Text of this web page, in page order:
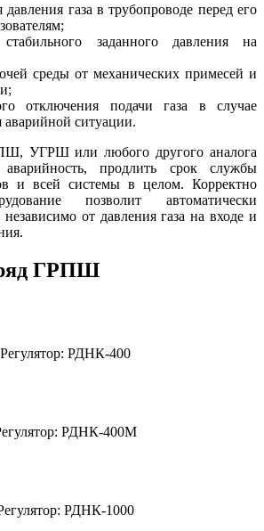
газа в трубопроводе перед его
заданного давления на
среды от механических примесей и
отключения подачи газа в случае
аварийной ситуации.
УГРШ или любого другого аналога
аварийность, продлить срок службы
и всей системы в целом. Корректно
позволит автоматически
независимо от давления газа на входе и
ГРПШ
Регулятор: РДНК-400
РДНК-400М
РДНК-1000